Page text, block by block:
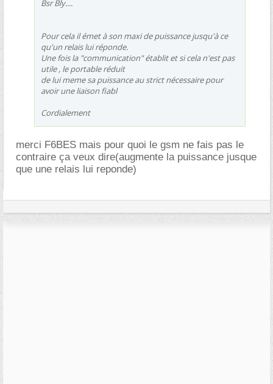
Bsr Bly....
Pour cela il émet à son maxi de puissance jusqu'à ce
qu'un relais lui réponde.
Une fois la "communication" établit et si cela n'est pas
utile , le portable réduit
de lui meme sa puissance au strict nécessaire pour
avoir une liaison fiabl
Cordialement
merci F6BES mais pour quoi le gsm ne fais pas le
contraire ça veux dire(augmente la puissance jusque
que une relais lui reponde)